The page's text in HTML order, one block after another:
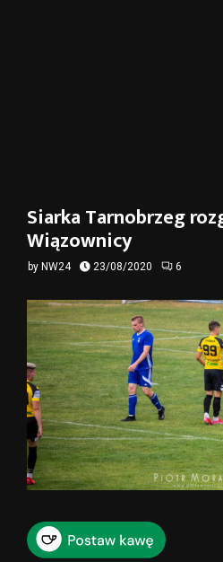
Siarka Tarnobrzeg
Wiązownicy
by NW24 23/08/2020 6